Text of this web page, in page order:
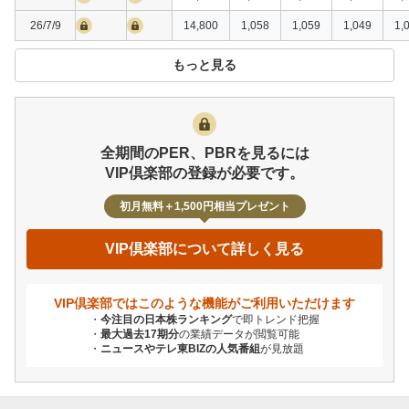
26/7/9 14,800 1,058 1,059 1,049
もっと見る
全期間のPER、PBRを見るには
VIP倶楽部の登録が必要です。
初月無料＋1,500円相当プレゼント
VIP倶楽部について詳しく見る
VIP倶楽部ではこのような機能がご利用いただけます
今注目の日本株ランキングで即トレンド把握
最大過去17期分の業績データが閲覧可能
ニュースやテレ東BIZの人気番組が見放題